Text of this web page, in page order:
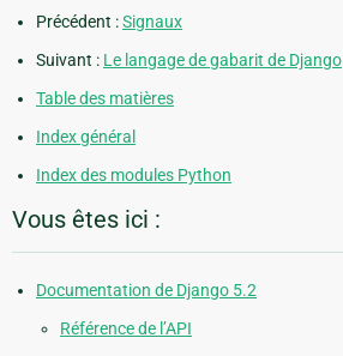
Précédent :Signaux
Suivant : Le langage de gabarit de Django
Table des matières
Index général
Index des modules Python
Vous êtes ici :
Documentation de Django 5.2
Référence de l’API